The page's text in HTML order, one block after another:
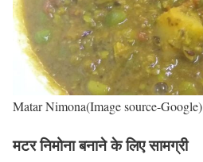
Matar Nimona(Image source-Google)
मटर निमोना बनाने के लिए सामग्री